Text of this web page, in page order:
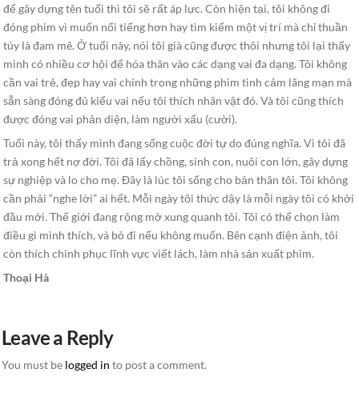
để gây dựng tên tuổi thì tôi sẽ rất áp lực. Còn hiện tại, tôi không đi
đóng phim vì muốn nổi tiếng hơn hay tìm kiếm một vị trí mà chỉ thuần
túy là đam mê. Ở tuổi này, nói tôi già cũng được thôi nhưng tôi lại thấy
mình có nhiều cơ hội để hóa thân vào các dạng vai đa dạng. Tôi không
cần vai trẻ, đẹp hay vai chính trong những phim tình cảm lãng mạn mà
sẵn sàng đóng đủ kiểu vai nếu tôi thích nhân vật đó. Và tôi cũng thích
được đóng vai phản diện, làm người xấu (cười).
Tuổi này, tôi thấy mình đang sống cuộc đời tự do đúng nghĩa. Vì tôi đã
trả xong hết nợ đời. Tôi đã lấy chồng, sinh con, nuôi con lớn, gây dựng
sự nghiệp và lo cho mẹ. Đây là lúc tôi sống cho bản thân tôi. Tôi không
cần phải “nghe lời” ai hết. Mỗi ngày tôi thức dậy là mỗi ngày tôi có khởi
đầu mới. Thế giới đang rộng mở xung quanh tôi. Tôi có thể chọn làm
điều gì mình thích, và bỏ đi nếu không muốn. Bên cạnh điện ảnh, tôi
còn thích chinh phục lĩnh vực viết lách, làm nhà sản xuất phim.
Thoại Hà
Leave a Reply
You must be logged in to post a comment.